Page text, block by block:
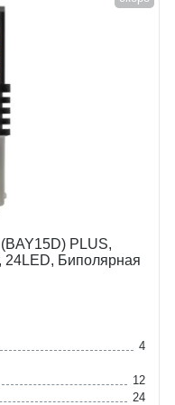
PLUS,
Биполярная
4
12
24